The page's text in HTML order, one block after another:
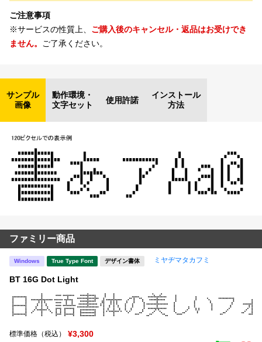
ご注意事項
※サービスの性質上、 ご購入後のキャンセル・返品はお受けでき
ません。 ご了承ください。
サンプル
画像
動作環境・
文字セット
使用許諾
インストール
方法
ファミリー商品
Windows True Type Font デザイン書体 ミヤヂマタカフミ
BT 16G Dot Light
標準価格（税込） ¥3,300